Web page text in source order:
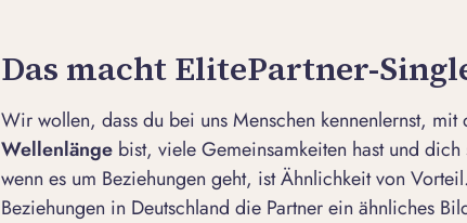
Das macht ElitePartner-
Wir wollen, dass du bei uns Menschen kennenlernst, mit
Wellenlänge bist, viele Gemeinsamkeiten hast und
wenn es um Beziehungen geht, ist Ähnlichkeit von
Beziehungen in Deutschland die Partner ein ähnliches